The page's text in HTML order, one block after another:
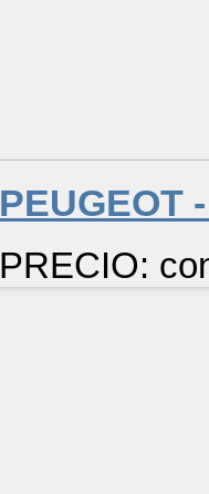
PEUGEOT
PRECIO: